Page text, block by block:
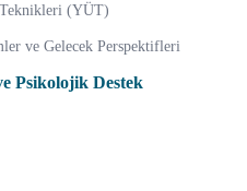
Teknikleri (YÜT)
ve Gelecek Perspektifleri
Psikolojik Destek